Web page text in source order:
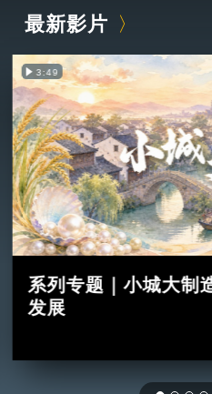
最新影片
3:49
系列专题｜小城大制
发展